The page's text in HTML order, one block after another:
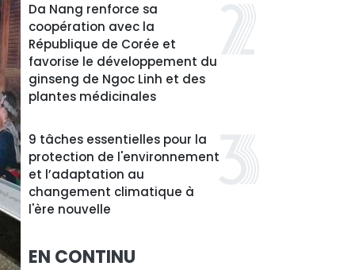
Da Nang renforce sa
coopération avec la
République de Corée et
favorise le développement du
ginseng de Ngoc Linh et des
plantes médicinales
9 tâches essentielles pour la
protection de l'environnement
et l’adaptation au
changement climatique à
l'ère nouvelle
EN CONTINU